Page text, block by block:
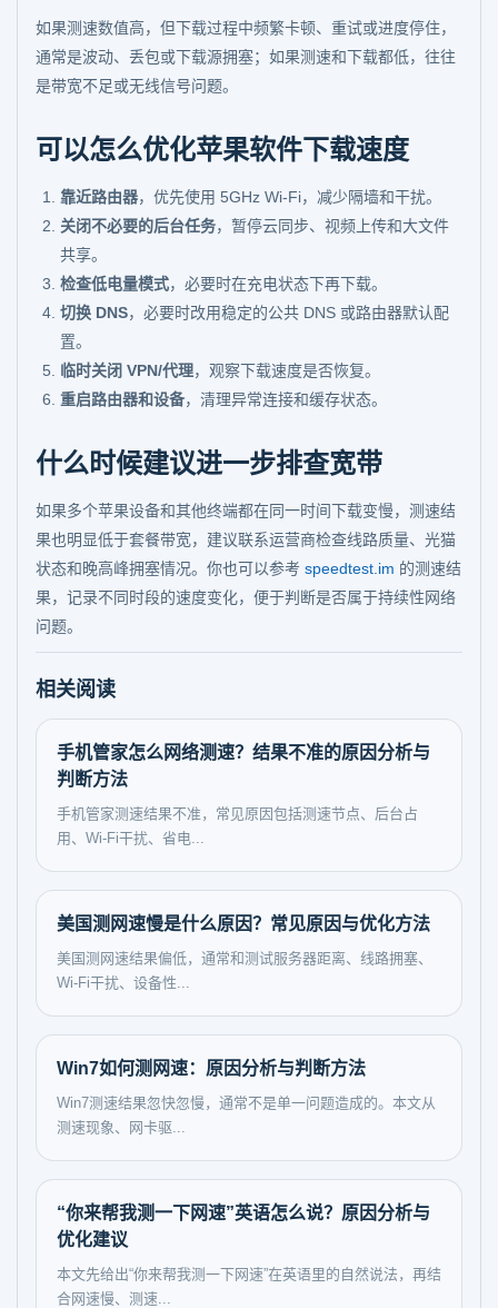
如果测速数值高，但下载过程中频繁卡顿、重试或进度停住，
通常是波动、丢包或下载源拥塞；如果测速和下载都低，往往
是带宽不足或无线信号问题。
可以怎么优化苹果软件下载速度
靠近路由器，优先使用 5GHz Wi-Fi，减少隔墙和干扰。
关闭不必要的后台任务，暂停云同步、视频上传和大文件
共享。
检查低电量模式，必要时在充电状态下再下载。
切换 DNS，必要时改用稳定的公共 DNS 或路由器默认配
置。
临时关闭 VPN/代理，观察下载速度是否恢复。
重启路由器和设备，清理异常连接和缓存状态。
什么时候建议进一步排查宽带
如果多个苹果设备和其他终端都在同一时间下载变慢，测速结
果也明显低于套餐带宽，建议联系运营商检查线路质量、光猫
状态和晚高峰拥塞情况。你也可以参考 speedtest.im 的测速结
果，记录不同时段的速度变化，便于判断是否属于持续性网络
问题。
相关阅读
手机管家怎么网络测速？结果不准的原因分析与
判断方法
手机管家测速结果不准，常见原因包括测速节点、后台占
用、Wi‑Fi干扰、省电...
美国测网速慢是什么原因？常见原因与优化方法
美国测网速结果偏低，通常和测试服务器距离、线路拥塞、
Wi‑Fi干扰、设备性...
Win7如何测网速：原因分析与判断方法
Win7测速结果忽快忽慢，通常不是单一问题造成的。本文从
测速现象、网卡驱...
“你来帮我测一下网速”英语怎么说？原因分析与
优化建议
本文先给出“你来帮我测一下网速”在英语里的自然说法，再结
合网速慢、测速...